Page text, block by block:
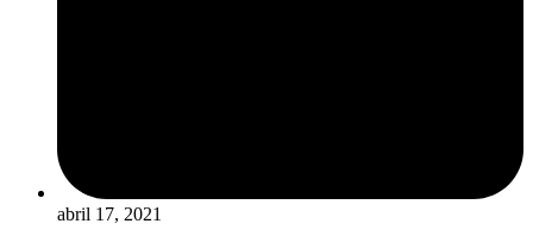
abril 17, 2021